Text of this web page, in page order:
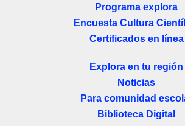
Programa explora
Encuesta Cultura
Certificados en línea
Explora en tu región
Noticias
Para comunidad
Biblioteca Digital